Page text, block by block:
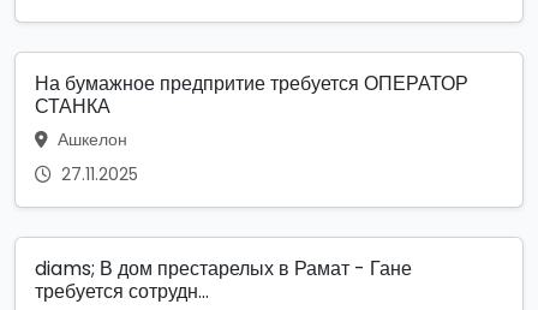
На бумажное предпритие требуется ОПЕРАТОР
СТАНКА
Ашкелон
27.11.2025
diams; В дом престарелых в Рамат - Гане
требуется сотрудн...